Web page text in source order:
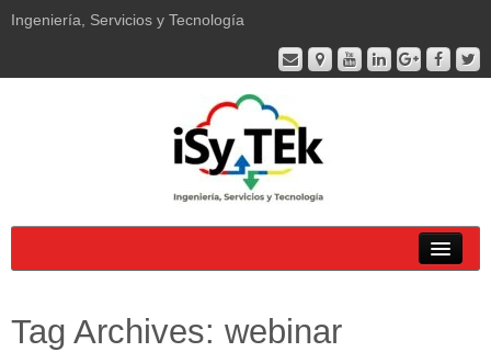
Ingeniería, Servicios y Tecnología
Productos
Tag Archives: webinar